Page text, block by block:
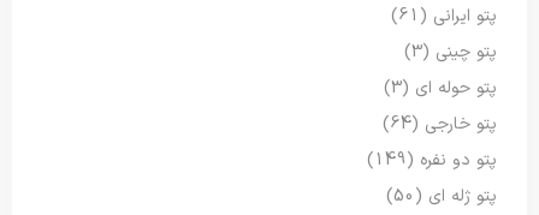
پتو ایرانی (61)
پتو چینی (3)
پتو حوله ای (3)
پتو خارجی (64)
پتو دو نفره (149)
پتو ژله ای (50)